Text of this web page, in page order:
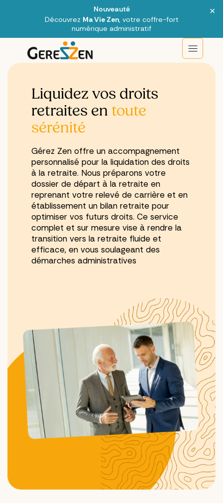
Liquidez vos droits
retraites en toute
sérénité
Gérez Zen offre un accompagnement
personnalisé pour la liquidation des droits
à la retraite. Nous préparons votre
dossier de départ à la retraite en
reprenant votre relevé de carrière et en
établissement un bilan retraite pour
optimiser vos futurs droits. Ce service
complet et sur mesure vise à rendre la
transition vers la retraite fluide et
efficace, en vous soulageant des
démarches administratives
×
Nouveauté
Découvrez Ma Vie Zen, votre coffre-fort
numérique administratif